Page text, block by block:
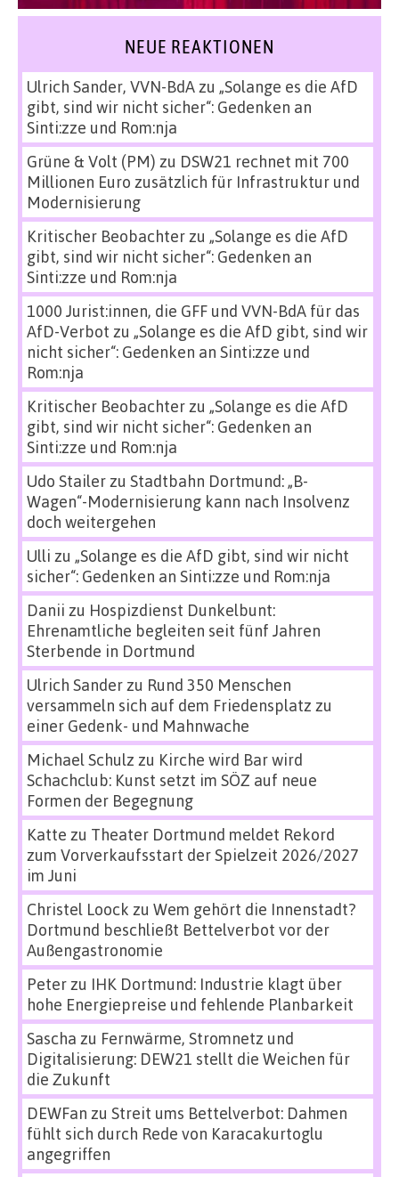
NEUE REAKTIONEN
Ulrich Sander, VVN-BdAzu „Solange es die AfD
gibt, sind wir nicht sicher“: Gedenken an
Sinti:zze und Rom:nja
Grüne & Volt (PM) zu DSW21 rechnet mit 700
Millionen Euro zusätzlich für Infrastruktur und
Modernisierung
Kritischer Beobachterzu „Solange es die AfD
gibt, sind wir nicht sicher“: Gedenken an
Sinti:zze und Rom:nja
1000 Jurist:innen, die GFF und VVN-BdA für das
AfD-Verbot zu „Solange es die AfD gibt, sind wir
nicht sicher“: Gedenken an Sinti:zze und
Rom:nja
Kritischer Beobachterzu „Solange es die AfD
gibt, sind wir nicht sicher“: Gedenken an
Sinti:zze und Rom:nja
Udo Stailerzu Stadtbahn Dortmund: „B-
Wagen“-Modernisierung kann nach Insolvenz
doch weitergehen
Ulli zu „Solange es die AfD gibt, sind wir nicht
sicher“: Gedenken an Sinti:zze und Rom:nja
Danii zu Hospizdienst Dunkelbunt:
Ehrenamtliche begleiten seit fünf Jahren
Sterbende in Dortmund
Ulrich Sanderzu Rund 350 Menschen
versammeln sich auf dem Friedensplatz zu
einer Gedenk- und Mahnwache
Michael Schulz zu Kirche wird Bar wird
Schachclub: Kunst setzt im SÖZ auf neue
Formen der Begegnung
Katte zu Theater Dortmund meldet Rekord
zum Vorverkaufsstart der Spielzeit 2026/2027
im Juni
Christel Loock zu Wem gehört die Innenstadt?
Dortmund beschließt Bettelverbot vor der
Außengastronomie
Peterzu IHK Dortmund: Industrie klagt über
hohe Energiepreise und fehlende Planbarkeit
Sascha zu Fernwärme, Stromnetz und
Digitalisierung: DEW21 stellt die Weichen für
die Zukunft
DEWFan zu Streit ums Bettelverbot: Dahmen
fühlt sich durch Rede von Karacakurtoglu
angegriffen